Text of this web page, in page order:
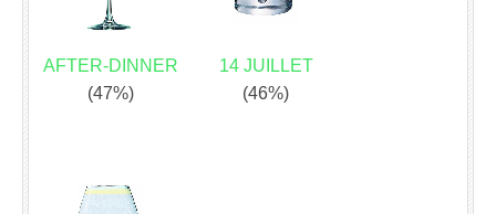
AFTER-DINNER
(47%)
14 JUILLET
(46%)